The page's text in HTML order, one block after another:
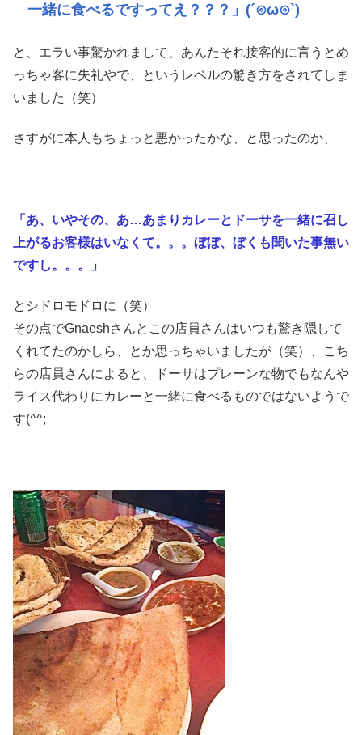
一緒に食べるですってえ？？？」(´⊙ω⊙`)
と、エラい事驚かれまして、あんたそれ接客的に言うとめ
っちゃ客に失礼やで、というレベルの驚き方をされてしま
いました（笑）
さすがに本人もちょっと悪かったかな、と思ったのか、
「あ、いやその、あ…あまりカレーとドーサを一緒に召し
上がるお客様はいなくて。。。ぼぼ、ぼくも聞いた事無い
ですし。。。」
とシドロモドロに（笑）
その点でGnaeshさんとこの店員さんはいつも驚き隠して
くれてたのかしら、とか思っちゃいましたが（笑）、こち
らの店員さんによると、ドーサはプレーンな物でもなんや
ライス代わりにカレーと一緒に食べるものではないようで
す(^^;